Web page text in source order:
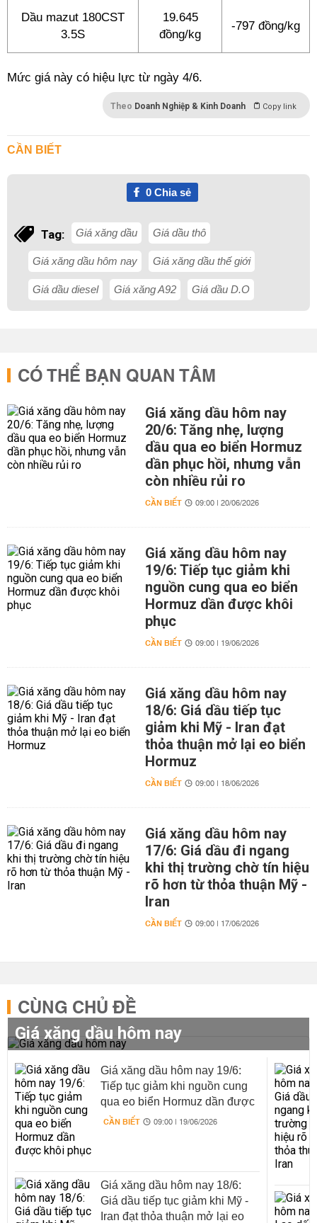
Dầu mazut 180CST
3.5S
19.645
đồng/kg
-797 đồng/kg
Mức giá này có hiệu lực từ ngày 4/6.
Theo Doanh Nghiệp & Kinh Doanh Copy link
CẦN BIẾT
0Chia sẻ
Tag: Giá xăng dầu Giá dầu thô
Giá xăng dầu hôm nay Giá xăng dầu thế giới
Giá dầu diesel Giá xăng A92 Giá dầu D.O
CÓ THỂ BẠN QUAN TÂM
Giá xăng dầu hôm nay
20/6: Tăng nhẹ, lượng
dầu qua eo biển Hormuz
dần phục hồi, nhưng vẫn
còn nhiều rủi ro
CẦN BIẾT 09:00 | 20/06/2026
Giá xăng dầu hôm nay
19/6: Tiếp tục giảm khi
nguồn cung qua eo biển
Hormuz dần được khôi
phục
CẦN BIẾT 09:00 | 19/06/2026
Giá xăng dầu hôm nay
18/6: Giá dầu tiếp tục
giảm khi Mỹ - Iran đạt
thỏa thuận mở lại eo biển
Hormuz
CẦN BIẾT 09:00 | 18/06/2026
Giá xăng dầu hôm nay
17/6: Giá dầu đi ngang
khi thị trường chờ tín hiệu
rõ hơn từ thỏa thuận Mỹ -
Iran
CẦN BIẾT 09:00 | 17/06/2026
CÙNG CHỦ ĐỀ
Giá xăng dầu hôm nay
Giá xăng dầu hôm nay 19/6:
Tiếp tục giảm khi nguồn cung
qua eo biển Hormuz dần được
khôi phục
CẦN BIẾT 09:00 | 19/06/2026
Giá xăng dầu hôm nay 18/6:
Giá dầu tiếp tục giảm khi Mỹ -
Iran đạt thỏa thuận mở lại eo